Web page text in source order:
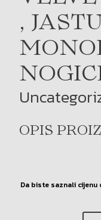
,
OPIS
Da biste saznali